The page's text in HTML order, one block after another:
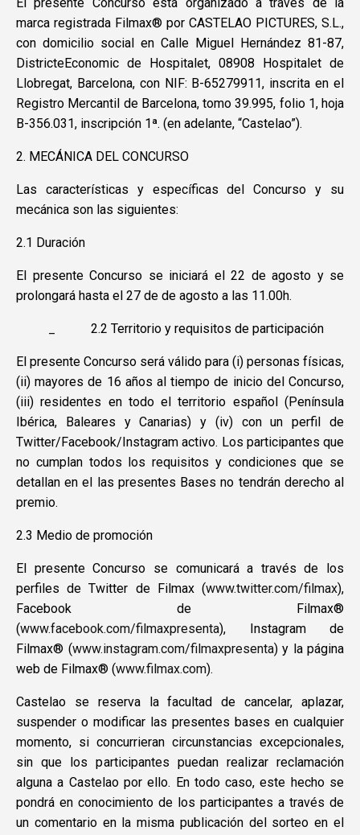
El presente Concurso está organizado a través de la
marca registrada Filmax® por CASTELAO PICTURES, S.L.,
con domicilio social en Calle Miguel Hernández 81-87,
DistricteEconomic de Hospitalet, 08908 Hospitalet de
Llobregat, Barcelona, con NIF: B-65279911, inscrita en el
Registro Mercantil de Barcelona, tomo 39.995, folio 1, hoja
B-356.031, inscripción 1ª. (en adelante, “Castelao”).
2. MECÁNICA DEL CONCURSO
Las características y específicas del Concurso y su
mecánica son las siguientes:
2.1 Duración
El presente Concurso se iniciará el 22 de agosto y se
prolongará hasta el 27 de de agosto a las 11.00h.
2.2 Territorio y requisitos de participación
El presente Concurso será válido para (i) personas físicas,
(ii) mayores de 16 años al tiempo de inicio del Concurso,
(iii) residentes en todo el territorio español (Península
Ibérica, Baleares y Canarias) y (iv) con un perfil de
Twitter/Facebook/Instagram activo. Los participantes que
no cumplan todos los requisitos y condiciones que se
detallan en el las presentes Bases no tendrán derecho al
premio.
2.3 Medio de promoción
El presente Concurso se comunicará a través de los
perfiles de Twitter de Filmax (www.twitter.com/filmax),
Facebook de Filmax®
(www.facebook.com/filmaxpresenta), Instagram de
Filmax® (www.instagram.com/filmaxpresenta) y la página
web de Filmax® (www.filmax.com).
Castelao se reserva la facultad de cancelar, aplazar,
suspender o modificar las presentes bases en cualquier
momento, si concurrieran circunstancias excepcionales,
sin que los participantes puedan realizar reclamación
alguna a Castelao por ello. En todo caso, este hecho se
pondrá en conocimiento de los participantes a través de
un comentario en la misma publicación del sorteo en el